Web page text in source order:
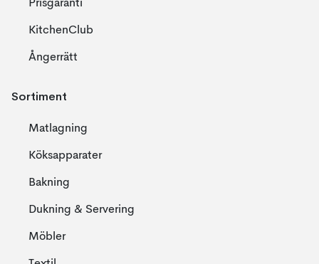
Prisgaranti
KitchenClub
Ångerrätt
Sortiment
Matlagning
Köksapparater
Bakning
Dukning & Servering
Möbler